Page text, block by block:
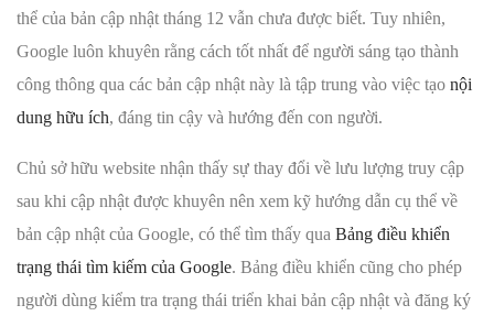
thể của bản cập nhật tháng 12 vẫn chưa được biết. Tuy nhiên,
Google luôn khuyên rằng cách tốt nhất để người sáng tạo thành
công thông qua các bản cập nhật này là tập trung vào việc tạo nội
dung hữu ích, đáng tin cậy và hướng đến con người.
Chủ sở hữu website nhận thấy sự thay đổi về lưu lượng truy cập
sau khi cập nhật được khuyên nên xem kỹ hướng dẫn cụ thể về
bản cập nhật của Google, có thể tìm thấy qua Bảng điều khiển
trạng thái tìm kiếm của Google. Bảng điều khiển cũng cho phép
người dùng kiểm tra trạng thái triển khai bản cập nhật và đăng ký